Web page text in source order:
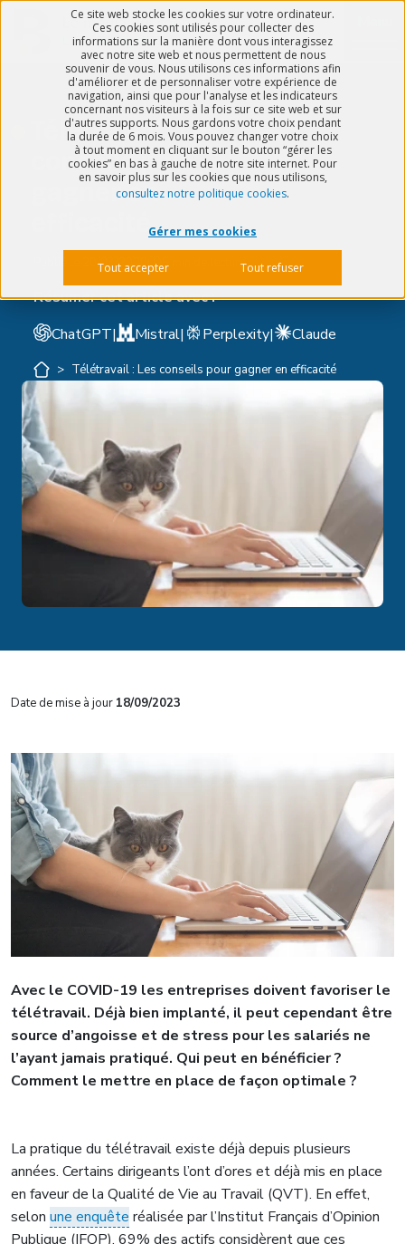
Ce site web stocke les cookies sur votre ordinateur.
Ces cookies sont utilisés pour collecter des
informations sur la manière dont vous interagissez
avec notre site web et nous permettent de nous
souvenir de vous. Nous utilisons ces informations afin
d'améliorer et de personnaliser votre expérience de
navigation, ainsi que pour l'analyse et les indicateurs
concernant nos visiteurs à la fois sur ce site web et sur
d'autres supports. Nous gardons votre choix pendant
la durée de 6 mois. Vous pouvez changer votre choix
à tout moment en cliquant sur le bouton “gérer les
cookies” en bas à gauche de notre site internet. Pour
en savoir plus sur les cookies que nous utilisons,
consultez notre politique cookies.
Gérer mes cookies
Tout accepter Tout refuser
Télétravail : Les
conseils pour
gagner en
efficacité
20/03/2020 5 min de lecture
Résumer cet article avec :
ChatGPT| Mistral| Perplexity| Claude
> Télétravail : Les conseils pour gagner en efficacité
Date de mise à jour 18/09/2023
Avec le COVID-19 les entreprises doivent favoriser le
télétravail. Déjà bien implanté, il peut cependant être
source d’angoisse et de stress pour les salariés ne
l’ayant jamais pratiqué. Qui peut en bénéficier ?
Comment le mettre en place de façon optimale ?
La pratique du télétravail existe déjà depuis plusieurs
années. Certains dirigeants l’ont d’ores et déjà mis en place
en faveur de la Qualité de Vie au Travail (QVT). En effet,
selon une enquête réalisée par l’Institut Français d’Opinion
Publique (IFOP), 69% des actifs considèrent que ces